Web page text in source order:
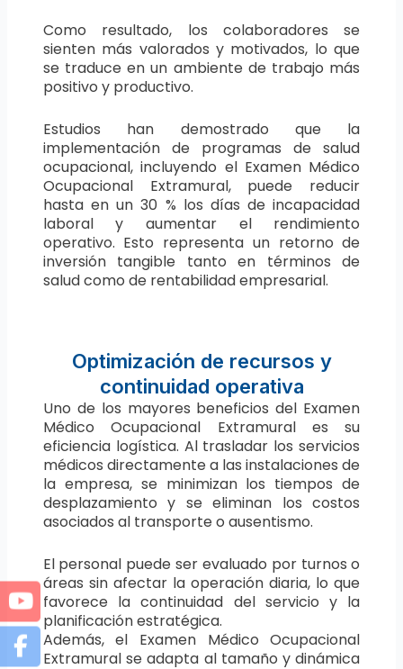
Como resultado, los colaboradores se
sienten más valorados y motivados, lo que
se traduce en un ambiente de trabajo más
positivo y productivo.
Estudios han demostrado que la
implementación de programas de salud
ocupacional, incluyendo el Examen Médico
Ocupacional Extramural, puede reducir
hasta en un 30 % los días de incapacidad
laboral y aumentar el rendimiento
operativo. Esto representa un retorno de
inversión tangible tanto en términos de
salud como de rentabilidad empresarial.
Optimización de recursos y
continuidad operativa
Uno de los mayores beneficios del Examen
Médico Ocupacional Extramural es su
eficiencia logística. Al trasladar los servicios
médicos directamente a las instalaciones de
la empresa, se minimizan los tiempos de
desplazamiento y se eliminan los costos
asociados al transporte o ausentismo.
El personal puede ser evaluado por turnos o
áreas sin afectar la operación diaria, lo que
favorece la continuidad del servicio y la
planificación estratégica.
Además, el Examen Médico Ocupacional
Extramural se adapta al tamaño y dinámica